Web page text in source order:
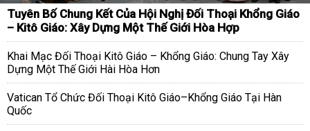
Tuyên Bố Chung Kết Của Hội Nghị Đối Thoại Khổng Giáo
– Kitô Giáo: Xây Dựng Một Thế Giới Hòa Hợp
Khai Mạc Đối Thoại Kitô Giáo – Khổng Giáo: Chung Tay Xây
Dựng Một Thế Giới Hài Hòa Hơn
Vatican Tổ Chức Đối Thoại Kitô Giáo–Khổng Giáo Tại Hàn
Quốc